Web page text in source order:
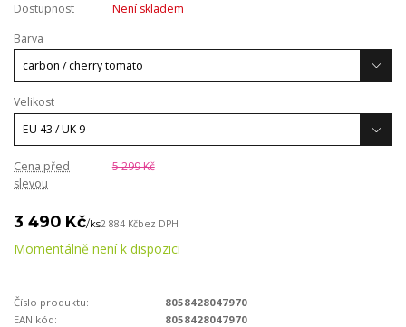
Dostupnost
Není skladem
Barva
Velikost
Cena před
slevou
5 299 Kč
3 490 Kč/ks2 884 Kčbez DPH
Momentálně není k dispozici
Číslo produktu:
8058428047970
EAN kód:
8058428047970